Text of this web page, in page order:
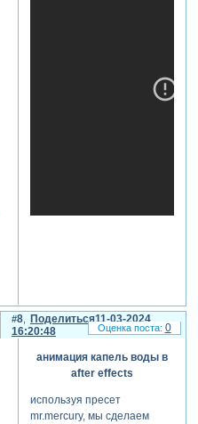
Поделиться
8
11-03-2024
16:20:48
анимация капель воды в
after effects
используя пресет
mr.mercury, мы сделаем
0